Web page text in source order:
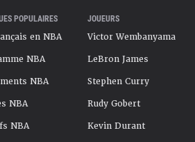
POPULAIRES
en NBA
NBA
NBA
NBA
NBA
JOUEURS
Victor Wembanyama
LeBron James
Stephen Curry
Rudy Gobert
Kevin Durant